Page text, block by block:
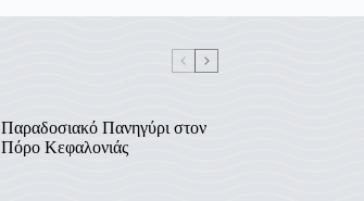
Παραδοσιακό Πανηγύρι στον
Πόρο Κεφαλονιάς